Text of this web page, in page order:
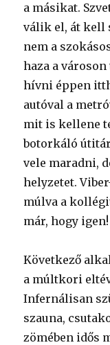
a másikat.
válik el, át kell
nem a
haza a
hívni éppen
autóval a
mit is kellene
botorkáló
vele maradni,
helyzetet.
múlva a
már, hogy igen!
Következő
a múltkori
Infernálisan
szauna,
zömében idős